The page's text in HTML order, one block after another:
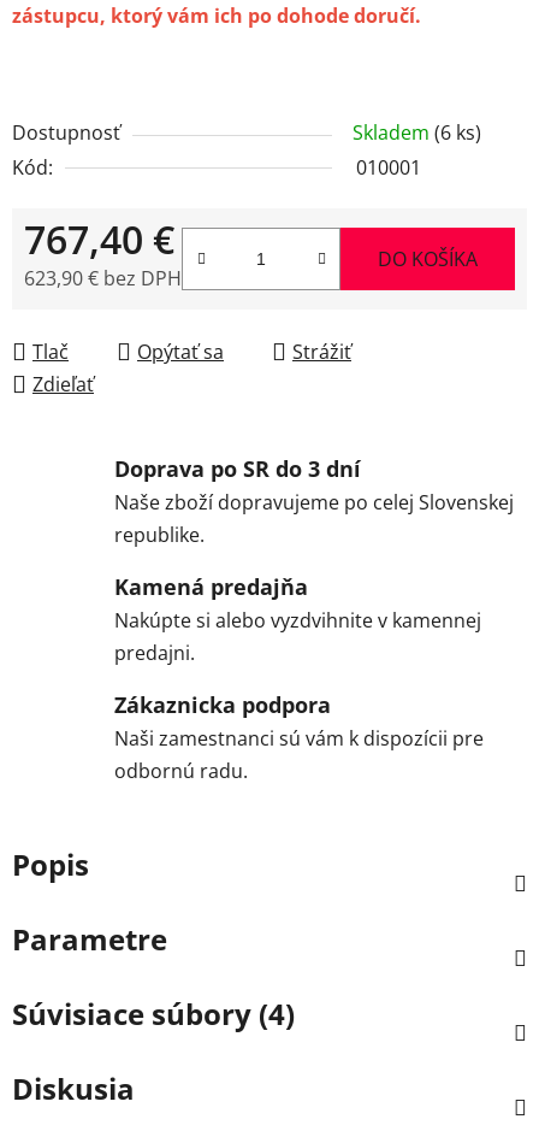
zástupcu, ktorý vám ich po dohode doručí.
Dostupnosť Skladem (6 ks)
Kód:
010001
767,40 €
623,90 € bez DPH
DO KOŠÍKA
Tlač Opýtať sa
Strážiť
Zdieľať
Doprava po SR do 3 dní
Naše zboží dopravujeme po celej Slovenskej
republike.
Kamená predajňa
Nakúpte si alebo vyzdvihnite v kamennej
predajni.
Zákaznicka podpora
Naši zamestnanci sú vám k dispozícii pre
odbornú radu.
Popis
Parametre
Súvisiace súbory (4)
Diskusia